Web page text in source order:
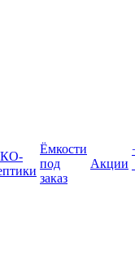
Ёмкости
под
заказ
Акции